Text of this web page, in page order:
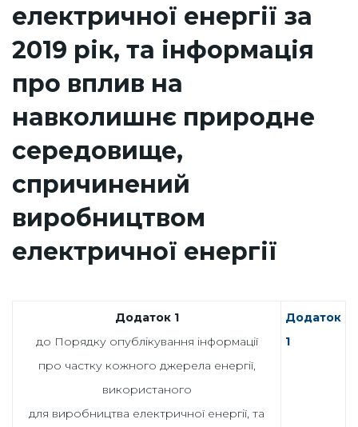
електричної енергії за
2019 рік, та інформація
про вплив на
навколишнє природне
середовище,
спричинений
виробництвом
електричної енергії
Додаток 1
до Порядку опублікування інформації
про частку кожного джерела енергії,
використаного
для виробництва електричної енергії, та
Додаток
1